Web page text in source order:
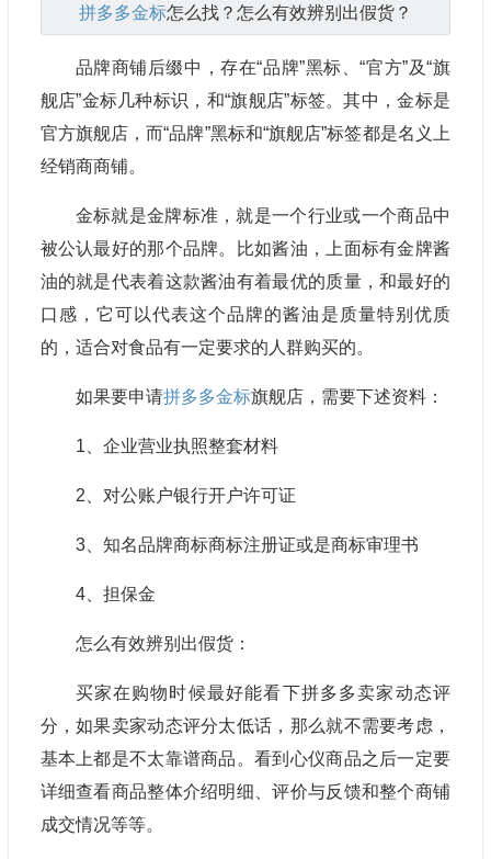
拼多多金标怎么找？怎么有效辨别出假货？
品牌商铺后缀中，存在“品牌”黑标、“官方”及“旗
舰店”金标几种标识，和“旗舰店”标签。其中，金标是
官方旗舰店，而“品牌”黑标和“旗舰店”标签都是名义上
经销商商铺。
金标就是金牌标准，就是一个行业或一个商品中
被公认最好的那个品牌。比如酱油，上面标有金牌酱
油的就是代表着这款酱油有着最优的质量，和最好的
口感，它可以代表这个品牌的酱油是质量特别优质
的，适合对食品有一定要求的人群购买的。
如果要申请拼多多金标旗舰店，需要下述资料：
1、企业营业执照整套材料
2、对公账户银行开户许可证
3、知名品牌商标商标注册证或是商标审理书
4、担保金
怎么有效辨别出假货：
买家在购物时候最好能看下拼多多卖家动态评
分，如果卖家动态评分太低话，那么就不需要考虑，
基本上都是不太靠谱商品。看到心仪商品之后一定要
详细查看商品整体介绍明细、评价与反馈和整个商铺
成交情况等等。